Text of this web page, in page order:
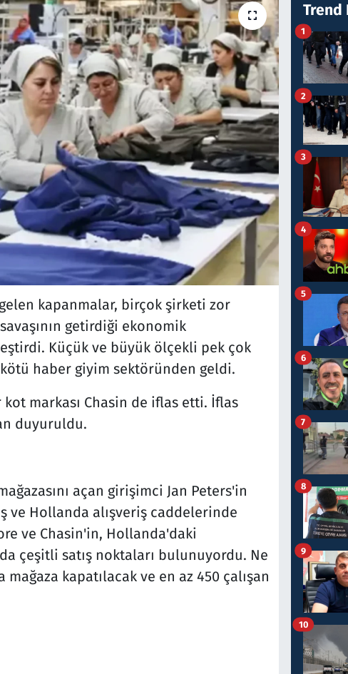
kapanmalar, birçok şirketi zor
getirdiği ekonomik
Küçük ve büyük ölçekli pek çok
haber giyim sektöründen geldi.
kot markası Chasin de iflas etti. İflas
duyuruldu.
açan girişimci Jan Peters'in
ve Hollanda alışveriş caddelerinde
ve Chasin'in, Hollanda'daki
da çeşitli satış noktaları bulunuyordu. Ne
kapatılacak ve en az 450 çalışan
Trend
1
2
3
4
5
6
7
8
9
10